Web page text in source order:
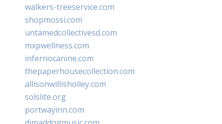
walkers-treeservice.com
shopmossi.com
untamedcollectivesd.com
mxpwellness.com
infernocanine.com
thepaperhousecollection.com
allisonwillisholley.com
solslite.org
portwayinn.com